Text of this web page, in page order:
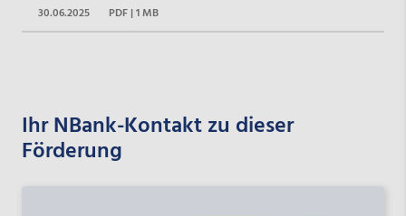
30.06.2025 PDF | 1 MB
Ihr NBank-Kontakt zu dieser
Förderung